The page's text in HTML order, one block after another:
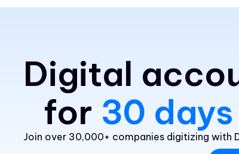
Digital
for 30
Join over 30,000+ companies digitizing with